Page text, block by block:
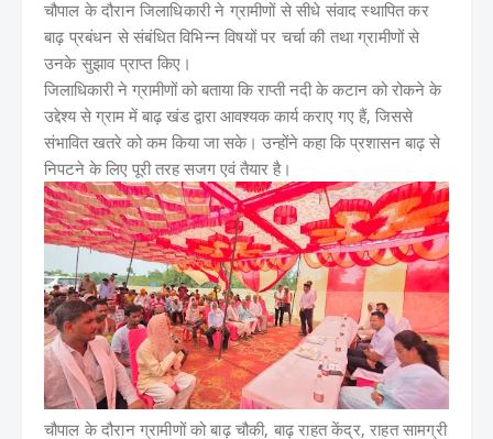
चौपाल के दौरान जिलाधिकारी ने ग्रामीणों से सीधे संवाद स्थापित कर
बाढ़ प्रबंधन से संबंधित विभिन्न विषयों पर चर्चा की तथा ग्रामीणों से
उनके सुझाव प्राप्त किए।
जिलाधिकारी ने ग्रामीणों को बताया कि राप्ती नदी के कटान को रोकने के
उद्देश्य से ग्राम में बाढ़ खंड द्वारा आवश्यक कार्य कराए गए हैं, जिससे
संभावित खतरे को कम किया जा सके। उन्होंने कहा कि प्रशासन बाढ़ से
निपटने के लिए पूरी तरह सजग एवं तैयार है।
चौपाल के दौरान ग्रामीणों को बाढ़ चौकी, बाढ़ राहत केंद्र, राहत सामग्री